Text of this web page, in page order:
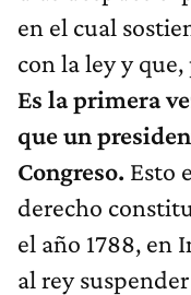
en el cual
con la ley y
Es la primera
que un
Congreso. Esto
derecho
el año 1788, en
al rey